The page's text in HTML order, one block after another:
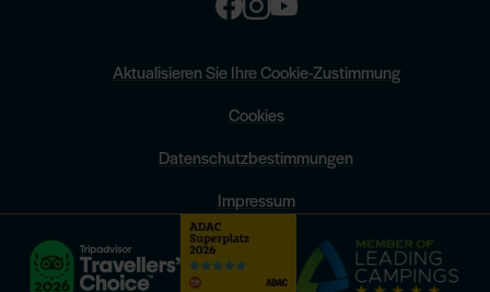
Aktualisieren Sie Ihre Cookie-Zustimmung
Cookies
Datenschutzbestimmungen
Impressum